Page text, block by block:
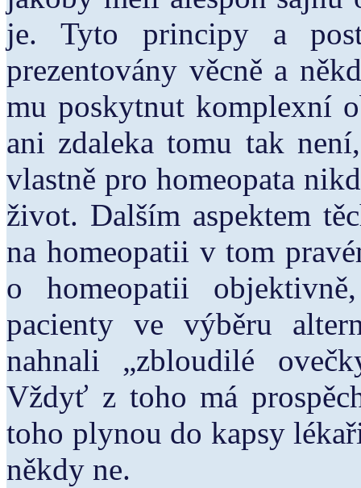
je. Tyto principy a
prezentovány věcně a
mu poskytnut komplexní
ani zdaleka tomu tak
vlastně pro homeopata
život. Dalším aspektem
na homeopatii v tom
o homeopatii
pacienty ve výběru
nahnali „zbloudilé
Vždyť z toho má
toho plynou do kapsy
někdy ne.